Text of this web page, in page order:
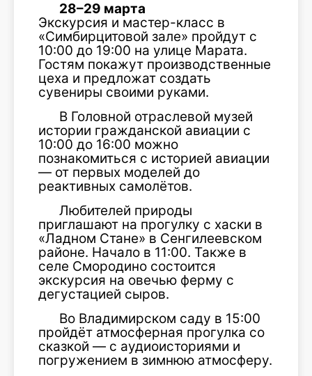
28–29 марта
Экскурсия и мастер-класс в
«Симбирцитовой зале» пройдут с
10:00 до 19:00 на улице Марата.
Гостям покажут производственные
цеха и предложат создать
сувениры своими руками.
В Головной отраслевой музей
истории гражданской авиации с
10:00 до 16:00 можно
познакомиться с историей авиации
— от первых моделей до
реактивных самолётов.
Любителей природы
приглашают на прогулку с хаски в
«Ладном Стане» в Сенгилеевском
районе. Начало в 11:00. Также в
селе Смородино состоится
экскурсия на овечью ферму с
дегустацией сыров.
Во Владимирском саду в 15:00
пройдёт атмосферная прогулка со
сказкой — с аудиоисториями и
погружением в зимнюю атмосферу.